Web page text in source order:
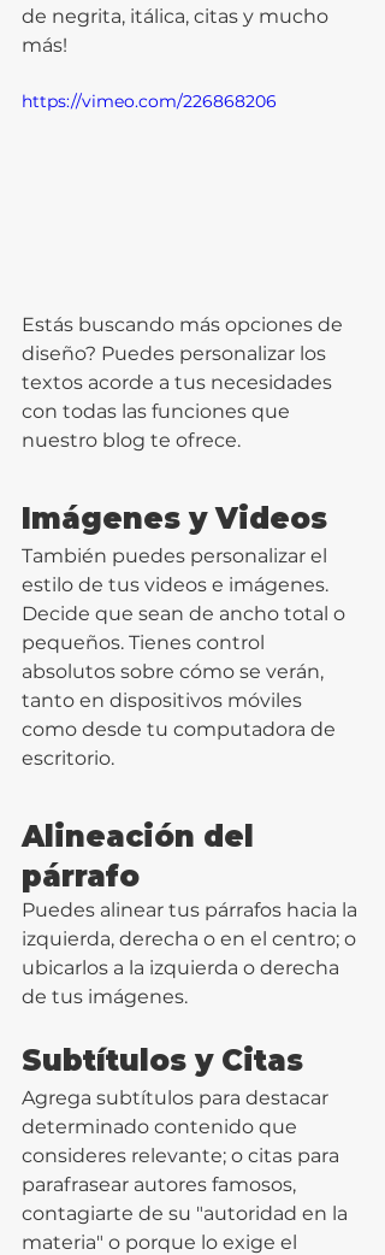
de negrita, itálica, citas y mucho
más!
https://vimeo.com/226868206
Estás buscando más opciones de
diseño? Puedes personalizar los
textos acorde a tus necesidades
con todas las funciones que
nuestro blog te ofrece.
Imágenes y Videos
También puedes personalizar el
estilo de tus videos e imágenes.
Decide que sean de ancho total o
pequeños. Tienes control
absolutos sobre cómo se verán,
tanto en dispositivos móviles
como desde tu computadora de
escritorio.
Alineación del
párrafo
Puedes alinear tus párrafos hacia la
izquierda, derecha o en el centro; o
ubicarlos a la izquierda o derecha
de tus imágenes.
Subtítulos y Citas
Agrega subtítulos para destacar
determinado contenido que
consideres relevante; o citas para
parafrasear autores famosos,
contagiarte de su "autoridad en la
materia" o porque lo exige el